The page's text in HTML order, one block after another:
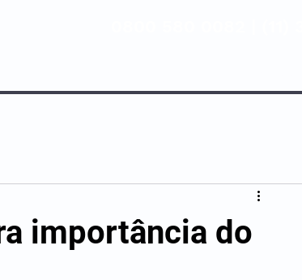
importância do